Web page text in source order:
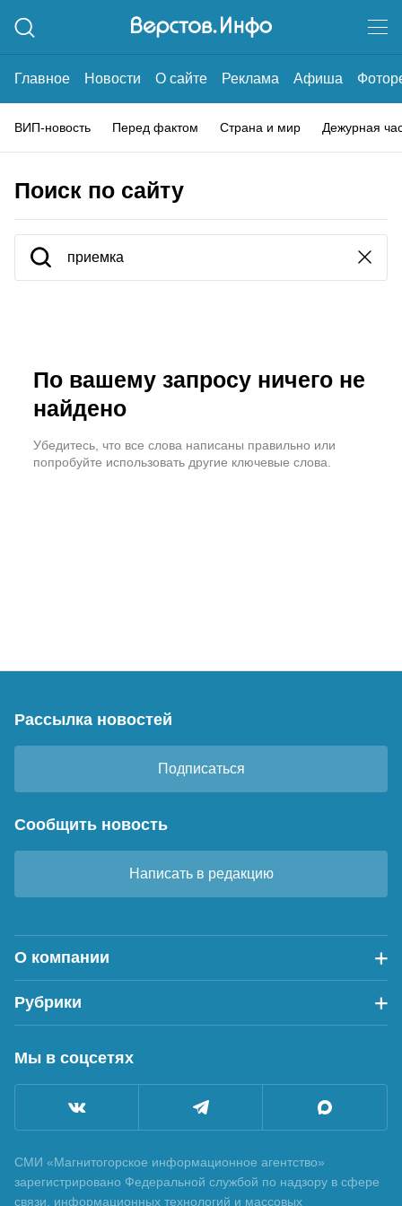
Главное Новости О сайте Реклама Афиша
ВИП-новость Перед фактом Страна и мир Дежурная
Поиск по сайту
По вашему запросу ничего не
найдено
Убедитесь, что все слова написаны правильно или
попробуйте использовать другие ключевые слова.
Рассылка новостей
Подписаться
Сообщить новость
Написать в редакцию
О компании
Рубрики
Мы в соцсетях
СМИ «Магнитогорское информационное агентство»
зарегистрировано Федеральной службой по надзору в сфере
связи, информационных технологий и массовых